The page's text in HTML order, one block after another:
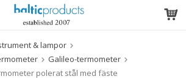
har blivit tillagd i varukorgen
& lampor
Galileo-termometer
polerat stål med fäste